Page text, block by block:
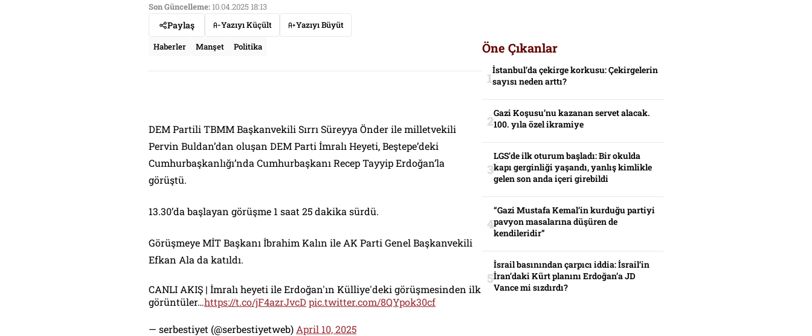
Son Güncelleme: 10.04.2025 18:13
Paylaş Yazıyı Küçült
Yazıyı Büyüt
Haberler
Manşet Politika
DEM Partili TBMM Başkanvekili Sırrı Süreyya Önder ile milletvekili
Pervin Buldan’dan oluşan DEM Parti İmralı Heyeti, Beştepe’deki
Cumhurbaşkanlığı’nda Cumhurbaşkanı Recep Tayyip Erdoğan’la
görüştü.
13.30’da başlayan görüşme 1 saat 25 dakika sürdü.
Görüşmeye MİT Başkanı İbrahim Kalın ile AK Parti Genel Başkanvekili
Efkan Ala da katıldı.
CANLI AKIŞ | İmralı heyeti ile Erdoğan'ın Külliye'deki görüşmesinden ilk
görüntüler…https://t.co/jF4azrJvcD pic.twitter.com/8QYpok30cf
— serbestiyet (@serbestiyetweb) April 10, 2025
Öne Çıkanlar
İstanbul’da çekirge korkusu: Çekirgelerin
sayısı neden arttı?
Gazi Koşusu’nu kazanan servet alacak.
100. yıla özel ikramiye
LGS’de ilk oturum başladı: Bir okulda
kapı gerginliği yaşandı, yanlış kimlikle
gelen son anda içeri girebildi
“Gazi Mustafa Kemal’in kurduğu partiyi
pavyon masalarına düşüren de
kendileridir”
İsrail basınından çarpıcı iddia: İsrail’in
İran’daki Kürt planını Erdoğan’a JD
Vance mi sızdırdı?